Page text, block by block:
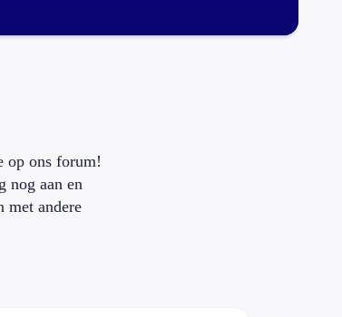
op ons forum!
nog aan en
met andere